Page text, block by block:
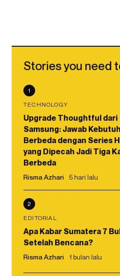
Stories you need
1
TECHNOLOGY
Upgrade Thoughtful dari
Samsung: Jawab
Berbeda dengan Series
yang Dipecah Jadi Tiga
Berbeda
Risma Azhari 5 hari lalu
2
EDITORIAL
Apa Kabar Sumatera 7
Setelah Bencana?
Risma Azhari 1 bulan lalu